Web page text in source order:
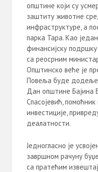
општине који су
заштиту животне
инфраструктуре, а
парка Тара. Као
финансијску
са реосрним
Општинско веће је
Повеља буде
Дан општине Бајина
Спасојевић,
инвестиције,
деалатности.
Једногласно је
завршном рачуну
са пратећим